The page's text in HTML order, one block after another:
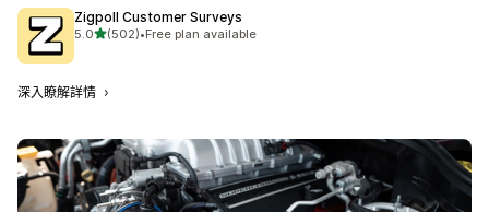
Zigpoll Customer Surveys
5.0滿分 5 顆星
(502)
共有 502 則評價
•Free plan available
深入瞭解詳情